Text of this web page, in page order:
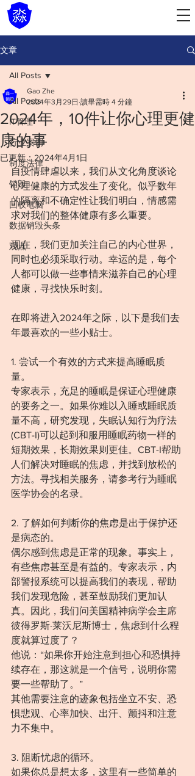
文章
All Posts
IT管理
行业案例
制度法律
销毁
回收电脑
数据销毁头条
观点
All Posts
2024年，10件让你心理更健
康的事
Gao Zhe
2024年3月29日 讀畢需時 4 分鐘
已更新： 2024年4月1日
自疫情肆虐以来，我们从文化角度谈论
心理健康的方式发生了变化。似乎数年
的隔离和不确定性让我们明白，情感需
求对我们的整体健康有多么重要。
现在，我们更加关注自己的内心世界，
同时也必须采取行动。幸运的是，每个
人都可以做一些事情来滋养自己的心理
健康，寻找快乐时刻。
在即将进入2024年之际，以下是我们去
年最喜欢的一些小贴士。
1. 尝试一个有效的方式来提高睡眠质
量。
专家表示，充足的睡眠是保证心理健康
的要务之一。如果你难以入睡或睡眠质
量不高，研究发现，失眠认知行为疗法
(CBT-I)可以起到和服用睡眠药物一样的
短期效果，长期效果则更佳。CBT-I帮助
人们解决对睡眠的焦虑，并找到放松的
方法。寻找相关服务，请参考行为睡眠
医学协会的名录。
2. 了解如何判断你的焦虑是出于保护还
是病态的。
偶尔感到焦虑是正常的现象。事实上，
有些焦虑甚至是有益的。专家表示，内
部警报系统可以提高我们的表现，帮助
我们发现危险，甚至鼓励我们更加认
真。因此，我们问美国精神病学会主席
彼得罗斯·莱沃尼斯博士，焦虑到什么程
度就算过度了？
他说：“如果你开始注意到担心和恐惧持
续存在，那这就是一个信号，说明你需
要一些帮助了。”
其他需要注意的迹象包括坐立不安、恐
惧悲观、心率加快、出汗、颤抖和注意
力不集中。
3. 阻断忧虑的循环。
如果你总是想太多，这里有一些简单的